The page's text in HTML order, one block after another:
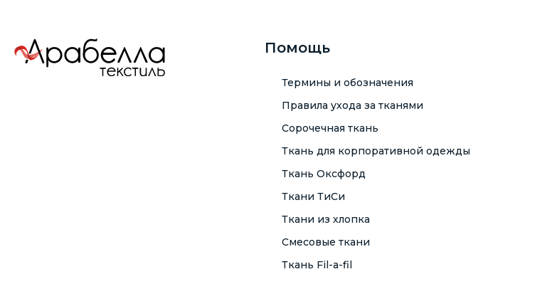
Помощь
Термины и обозначения
Правила ухода за тканями
Сорочечная ткань
Ткань для корпоративной одежды
Ткань Оксфорд
Ткани ТиСи
Ткани из хлопка
Смесовые ткани
Ткань Fil-a-fil